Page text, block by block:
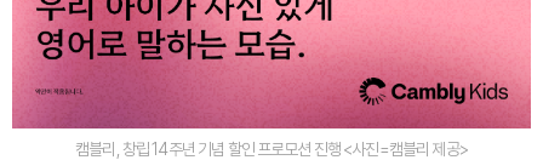
캠블리, 창립 14주년 기념 할인 프로모션 진행 <사진=캠블리 제공>